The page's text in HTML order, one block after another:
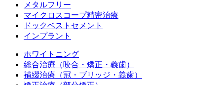
メタルフリー
マイクロスコープ精密治療
ドックベストセメント
インプラント
ホワイトニング
総合治療（咬合・矯正・義歯）
補綴治療（冠・ブリッジ・義歯）